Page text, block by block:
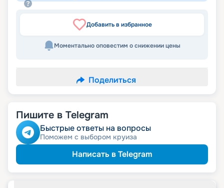
Добавить в избранное
Моментально оповестим о снижении цены
Поделиться
Пишите в Telegram
Быстрые ответы на вопросы
Поможем с выбором круиза
Написать в Telegram